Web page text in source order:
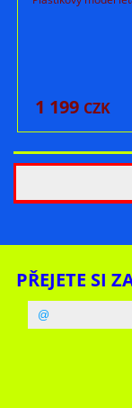
1 199 CZK
PŘEJETE SI